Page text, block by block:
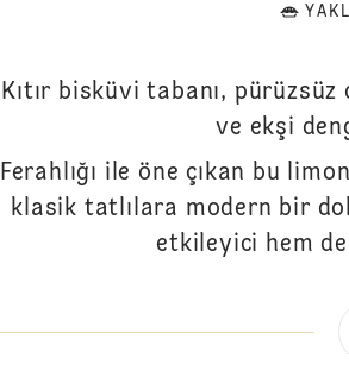
Kıtır bisküvi tabanı,
ve ekşi
Ferahlığı ile öne çıkan bu
klasik tatlılara modern bir
etkileyici hem